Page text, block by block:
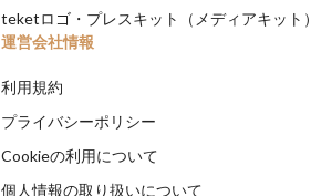
teketロゴ・プレスキット（メディアキット）
運営会社情報
利用規約
プライバシーポリシー
Cookieの利用について
個人情報の取り扱いについて